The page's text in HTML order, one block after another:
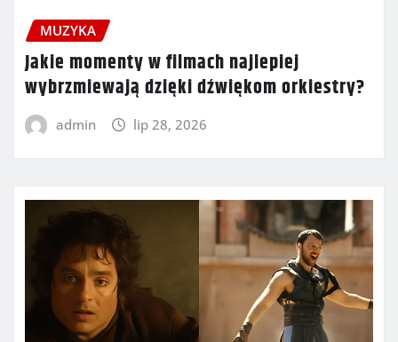
MUZYKA
Jakie momenty w filmach najlepiej
wybrzmiewają dzięki dźwiękom orkiestry?
admin lip 28, 2026